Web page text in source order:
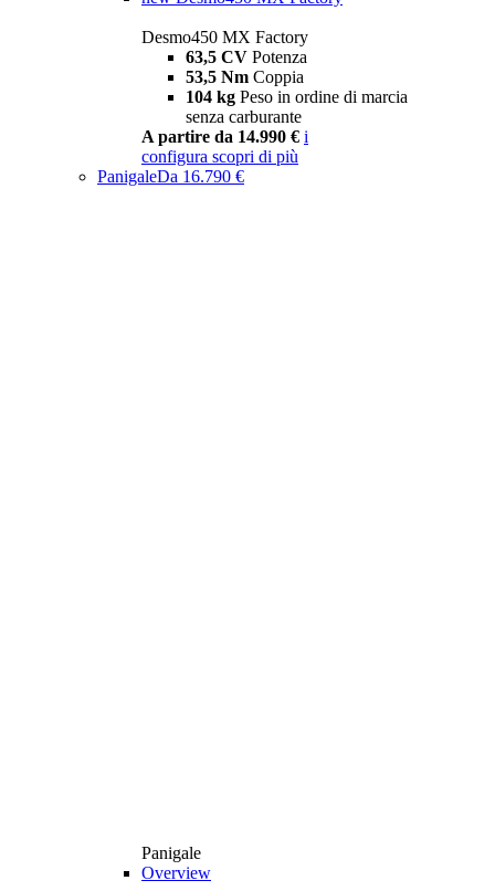
Desmo450 MX Factory
63,5 CV Potenza
53,5 Nm Coppia
104 kg Peso in ordine di marcia
senza carburante
A partire da 14.990 € i
configura scopri di più
PanigaleDa 16.790 €
Panigale
Overview